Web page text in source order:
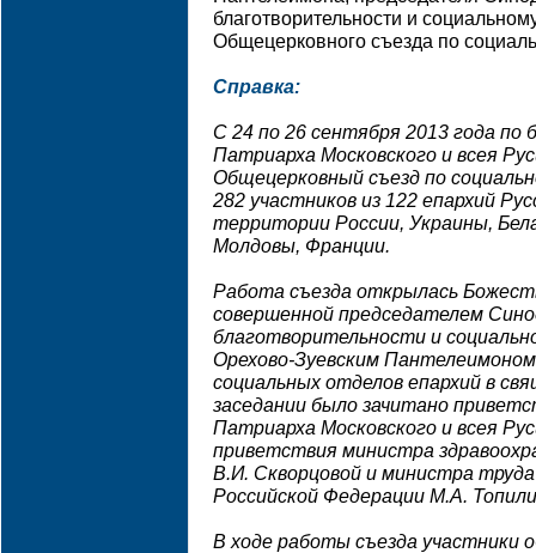
благотворительности и
Общецерковного съезда по
Справка:
С 24 по 26 сентября 2013 года
Патриарха Московского и всея
Общецерковный съезд по
282 участников из 122 епархий
территории России, Украины,
Молдовы, Франции.
Работа съезда открылась
совершенной председателем
благотворительности и
Орехово-Зуевским
социальных отделов епархий в
заседании было зачитано
Патриарха Московского и всея
приветствия министра
В.И. Скворцовой и министра
Российской Федерации М.А.
В ходе работы съезда участники